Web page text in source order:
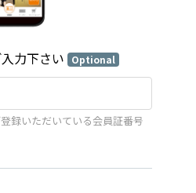
力下さい Optional
録いただいている会員証番号